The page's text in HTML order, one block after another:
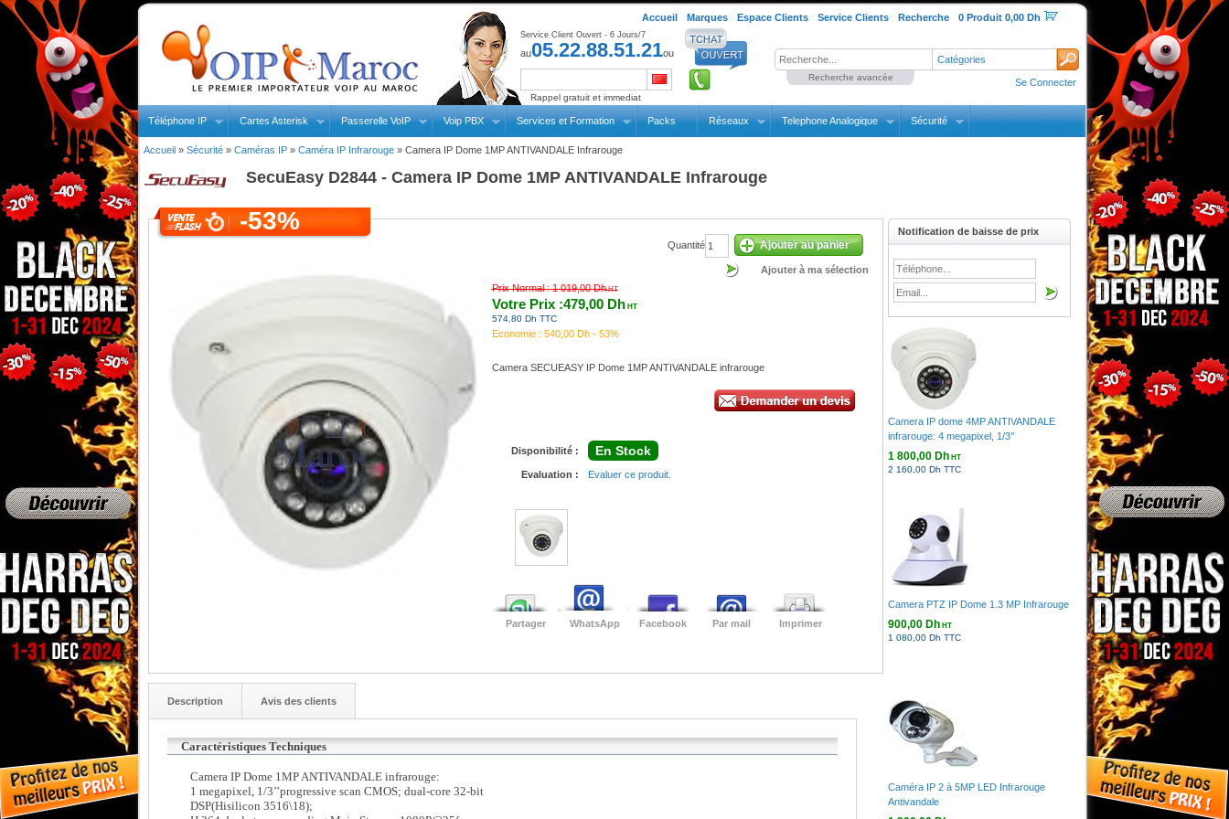
Accueil Marques Espace Clients Service Clients Recherche 0 Produit 0,00 Dh
Catégories
Recherche avancée
Service Client Ouvert - 6 Jours/7
au05.22.88.51.21ou
Rappel gratuit et immediat
Se Connecter
Téléphone IP Cartes Asterisk Passerelle VoIP Voip PBX Services et Formation Packs Réseaux Telephone Analogique Sécurité
Accueil» Sécurité» Caméras IP» Caméra IP Infrarouge» Camera IP Dome 1MP ANTIVANDALE Infrarouge
SecuEasy D2844 - Camera IP Dome 1MP ANTIVANDALE Infrarouge
-53%
Quantité Ajouter au panier
Ajouter à ma sélection
Prix Normal :1 019,00 DhHT
Votre Prix :479,00 Dh HT
574,80 Dh TTC
Economie : 540,00 Dh - 53%
Camera SECUEASY IP Dome 1MP ANTIVANDALE infrarouge
Disponibilité : En Stock
Evaluation : Evaluer ce produit.
Partager WhatsApp Facebook Par mail Imprimer
Description Avis des clients
Caractéristiques Techniques
Camera IP Dome 1MP ANTIVANDALE infrarouge:
1 megapixel, 1/3’’progressive scan CMOS; dual-core 32-bit
DSP(Hisilicon 3516\18);
Notification de baisse de prix
Camera IP dome 4MP ANTIVANDALE
infrarouge: 4 megapixel, 1/3’’
1 800,00 DhHT
2 160,00 Dh TTC
Camera PTZ IP Dome 1.3 MP Infrarouge
900,00 DhHT
1 080,00 Dh TTC
Caméra IP 2 à 5MP LED Infrarouge
Antivandale